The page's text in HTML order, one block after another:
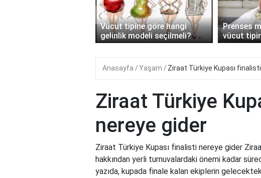
Vücut tipine göre hangi
gelinlik modeli seçilmeli?
Prenses
vücut
‹
Anasayfa Yaşam Ziraat Türkiye Kupası
Ziraat Türkiye
nereye gider
Ziraat Türkiye Kupası finalisti nereye gider
hakkından yerli turnuvalardaki önemi kadar
yazıda, kupada finale kalan ekiplerin